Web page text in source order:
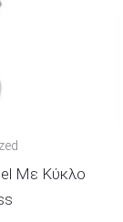
Με Κύκλο